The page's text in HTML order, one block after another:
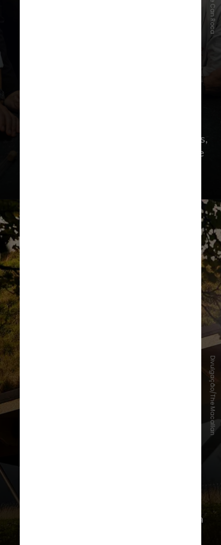
irmãos Roca já dura mais de doze anos,
desenvolvendo inovações culinárias e
O novo restaurante reflete a filosofia
Divulgação/The Macallan